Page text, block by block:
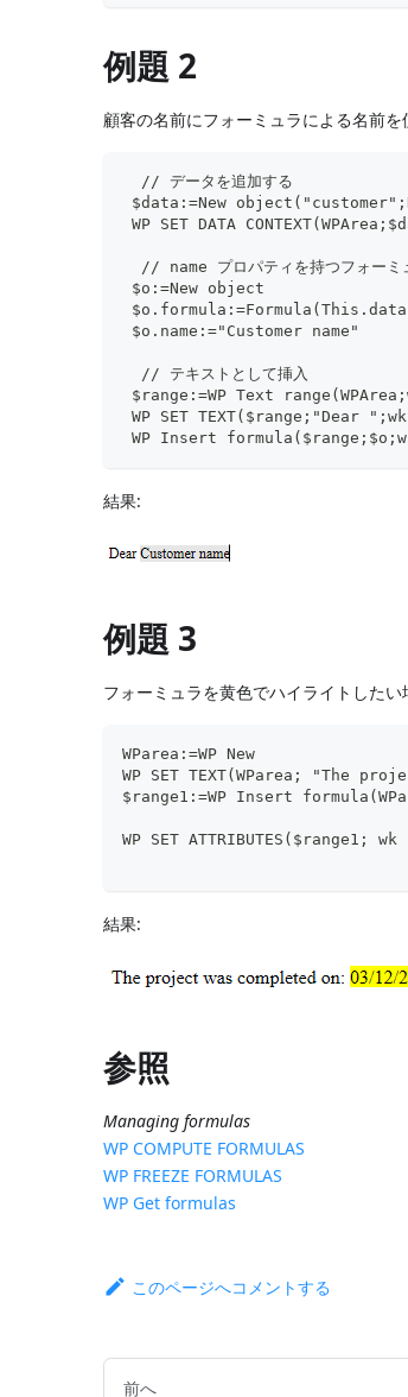
例題 2
顧客の名前にフォーミュラによる名前
  // データを追加する
$data:=New
WP SET DATA
// name プロパティを持つフォーミ
$o:=New object
$o.name:="Customer name"
  // テキストとして挿入
$range:=WP Text
WP SET TEXT($range;"Dear
WP Insert
結果:
例題 3
フォーミュラを黄色でハイライトしたい
WParea:=WP New
WP SET TEXT(WParea; "The
$range1:=WP Insert
WP SET ATTRIBUTES($range1;
結果:
参照
Managing formulas
WP COMPUTE FORMULAS
WP FREEZE FORMULAS
WP Get formulas
このページへコメントする
前へ